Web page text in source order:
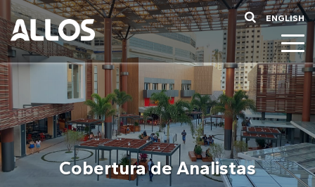
ENGLISH
Cobertura de Analistas